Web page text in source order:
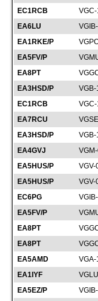
EC1RCB
EA6LU
EA1RKE/P
EA5FV/P
EA8PT
EA3HSD/P
EC1RCB
EA7RCU
EA3HSD/P
EA4GVJ
EA5HUS/P
VGV-
EA5HUS/P
VGV-
EC6PG
EA5FV/P
EA8PT
EA8PT
EA5AMD
EA1IYF
EA5EZ/P